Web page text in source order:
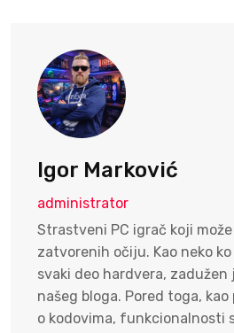
Igor Marković
administrator
Strastveni PC igrač koji
zatvorenih očiju. Kao neko
svaki deo hardvera,
našeg bloga. Pored toga,
o kodovima, funkcionalnosti